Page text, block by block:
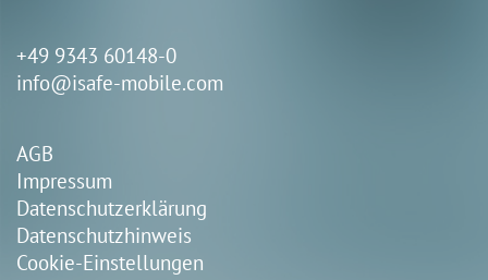
+49 9343 60148-0
info@isafe-mobile.com
AGB
Impressum
Datenschutzerklärung
Datenschutzhinweis
Cookie-Einstellungen